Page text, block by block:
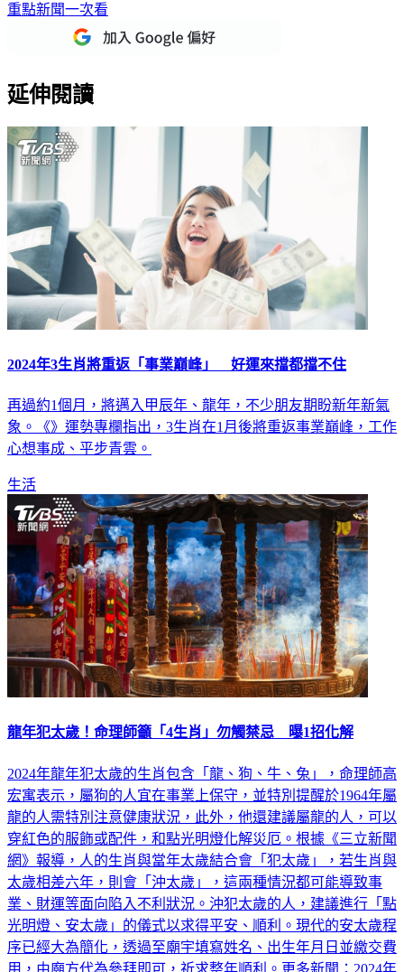
重點新聞一次看
延伸閱讀
2024年3生肖將重返「事業巔峰」 好運來擋都擋不住
再過約1個月，將邁入甲辰年、龍年，不少朋友期盼新年新氣
象。《》運勢專欄指出，3生肖在1月後將重返事業巔峰，工作
心想事成、平步青雲。
生活
龍年犯太歲！命理師籲「4生肖」勿觸禁忌 曝1招化解
2024年龍年犯太歲的生肖包含「龍、狗、牛、兔」，命理師高
宏寓表示，屬狗的人宜在事業上保守，並特別提醒於1964年屬
龍的人需特別注意健康狀況，此外，他還建議屬龍的人，可以
穿紅色的服飾或配件，和點光明燈化解災厄。根據《三立新聞
網》報導，人的生肖與當年太歲結合會「犯太歲」，若生肖與
太歲相差六年，則會「沖太歲」，這兩種情況都可能導致事
業、財運等面向陷入不利狀況。沖犯太歲的人，建議進行「點
光明燈、安太歲」的儀式以求得平安、順利。現代的安太歲程
序已經大為簡化，透過至廟宇填寫姓名、出生年月日並繳交費
用，由廟方代為參拜即可，祈求整年順利。更多新聞：2024年